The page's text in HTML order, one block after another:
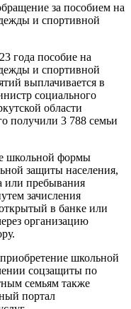
за пособием на
и спортивной
года пособие на
и спортивной
выплачивается в
социального
области
получили 3 788 семьи
школьной формы
защиты населения,
или пребывания
зачисления
в банке или
организацию
школьной
соцзащиты по
семьям также
портал